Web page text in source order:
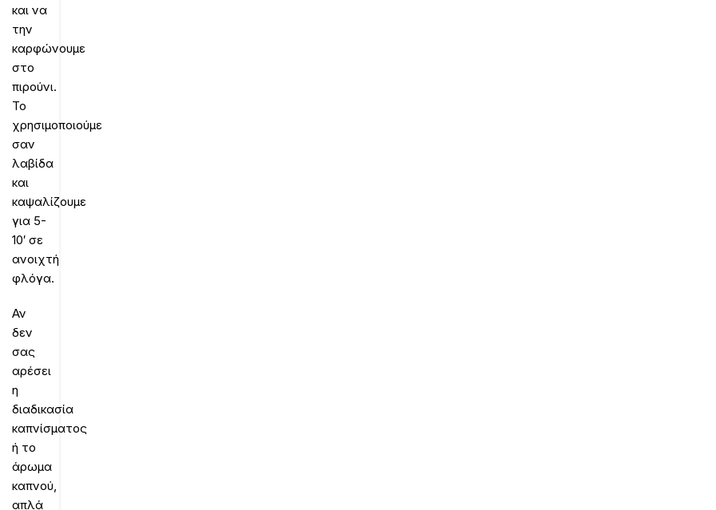
και να
την
καρφώνουμε
στο
πιρούνι.
Το
χρησιμοποιούμε
σαν
λαβίδα
και
καψαλίζουμε
για 5-
10′ σε
ανοιχτή
φλόγα.
Αν
δεν
σας
αρέσει
η
διαδικασία
καπνίσματος
ή το
άρωμα
καπνού,
απλά